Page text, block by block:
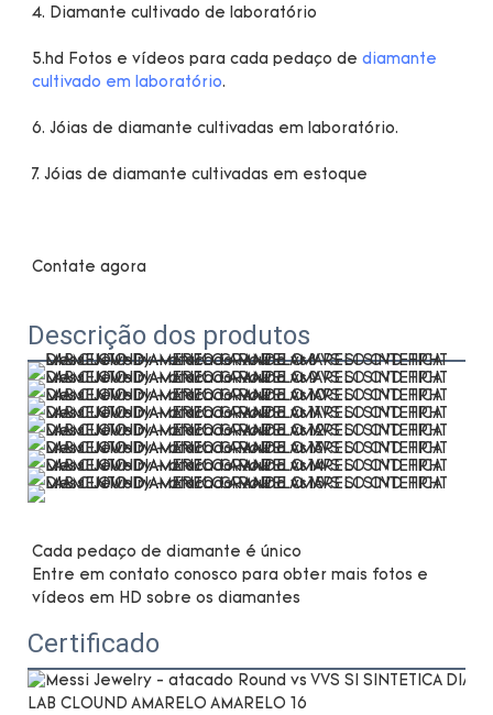
5.hd Fotos e vídeos para cada pedaço de diamante
cultivado em laboratório
Descrição dos produtos
Cada pedaço de diamante é único
Entre em contato conosco para obter mais fotos e
Certificado